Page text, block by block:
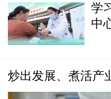
学
中
炒出发展、煮活产
万”风味之路？